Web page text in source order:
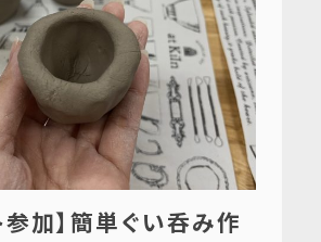
参加】簡単ぐい呑み作